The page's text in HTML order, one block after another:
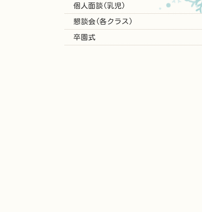
個人面談(乳児)
懇談会(各クラス)
卒園式